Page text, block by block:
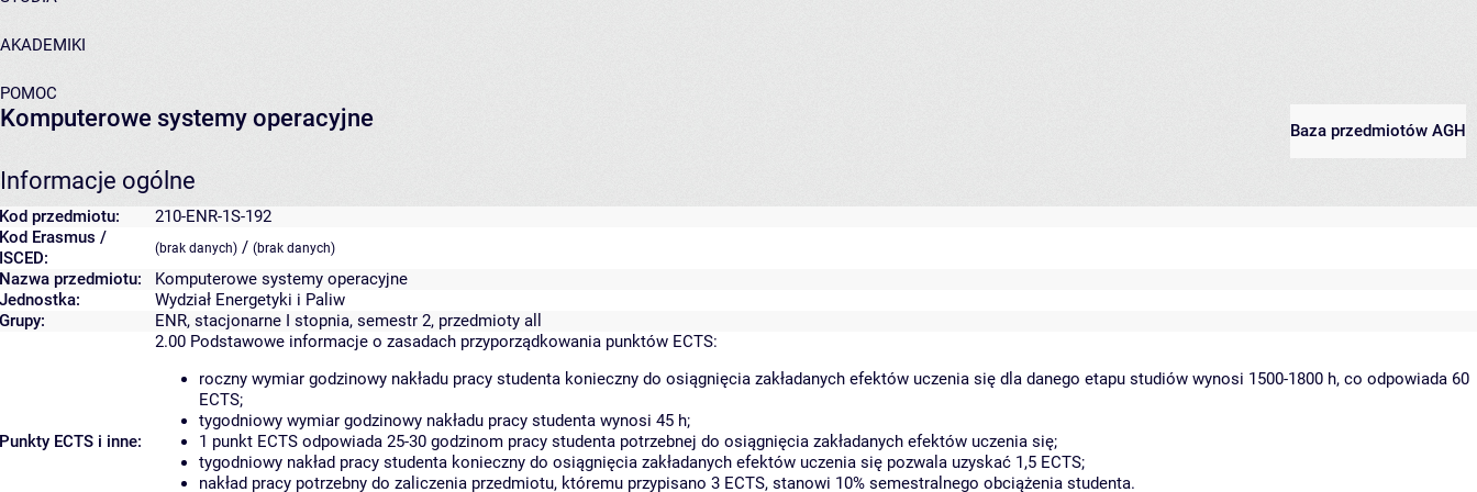
AKADEMIKI
POMOC
Baza przedmiotów AGH
Komputerowe systemy operacyjne
Informacje ogólne
Kod przedmiotu:
210-ENR-1S-192
Kod Erasmus /
ISCED:
(brak danych) / (brak danych)
Nazwa przedmiotu:
Komputerowe systemy operacyjne
Jednostka:
Wydział Energetyki i Paliw
Grupy:
ENR, stacjonarne I stopnia, semestr 2, przedmioty all
Punkty ECTS i inne:
2.00 Podstawowe informacje o zasadach przyporządkowania punktów ECTS:
roczny wymiar godzinowy nakładu pracy studenta konieczny do osiągnięcia zakładanych efektów uczenia się dla danego etapu studiów wynosi 1500-1800 h, co odpowiada 60
ECTS;
tygodniowy wymiar godzinowy nakładu pracy studenta wynosi 45 h;
1 punkt ECTS odpowiada 25-30 godzinom pracy studenta potrzebnej do osiągnięcia zakładanych efektów uczenia się;
tygodniowy nakład pracy studenta konieczny do osiągnięcia zakładanych efektów uczenia się pozwala uzyskać 1,5 ECTS;
nakład pracy potrzebny do zaliczenia przedmiotu, któremu przypisano 3 ECTS, stanowi 10% semestralnego obciążenia studenta.